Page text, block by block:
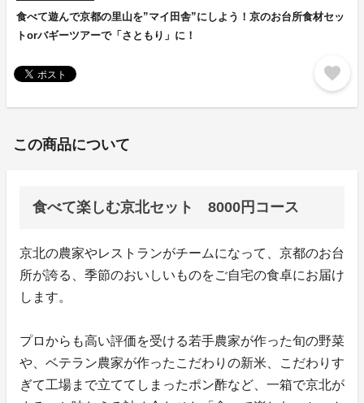
食べて遊んで京都の里山を”マイ田舎”にしよう！京のお台所食材セッ
トorバギーツアーで「さともり」に！
favorite
この商品について
食べて楽しむ京北セット 8000円コース
京北の農家やレストランがチームになって、京都のお台
所が誇る、季節のおいしいものをご自宅の食卓にお届け
します。
プロからも高い評価を受ける若手農家が作った旬の野菜
や、ベテラン農家が作ったこだわりの新米、こだわりす
ぎて工場まで立ててしまったポン酢など、一箱で京北が